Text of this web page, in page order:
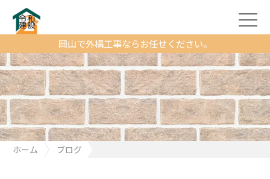
岡山で外構工事ならお任せください。
ホーム
ブログ